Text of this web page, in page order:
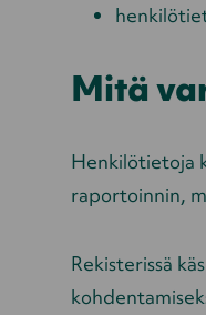
Mitä
Henkilötietoja
raportoinnin,
Rekisterissä